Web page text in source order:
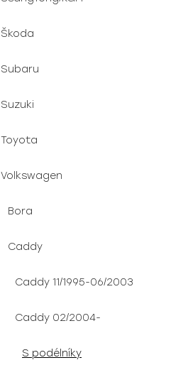
Škoda
Subaru
Suzuki
Toyota
Volkswagen
Bora
Caddy
Caddy 11/1995-06/2003
Caddy 02/2004-
S podélníky